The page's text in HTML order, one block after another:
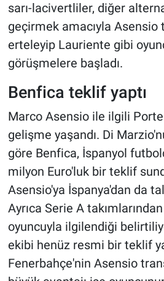
sarı-lacivertliler, diğer
geçirmek amacıyla Asensio
erteleyip Lauriente gibi
görüşmelere başladı.
Benfica teklif yaptı
Marco Asensio ile ilgili
gelişme yaşandı. Di
göre Benfica, İspanyol
milyon Euro'luk bir teklif
Asensio'ya İspanya'dan da
Ayrıca Serie A
oyuncuyla ilgilendiği
ekibi henüz resmi bir teklif
Fenerbahçe'nin Asensio